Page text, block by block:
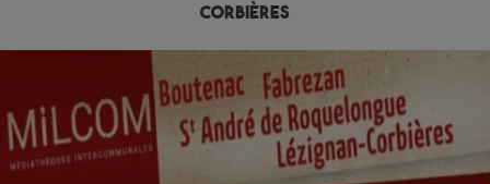
Corbières